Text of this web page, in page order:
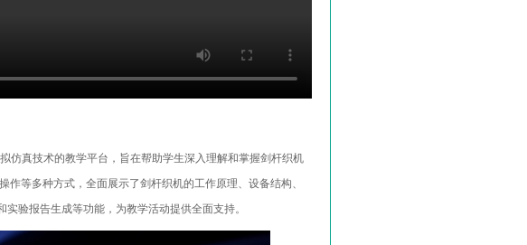
仿真技术的教学平台，旨在帮助学生深入理解和掌握剑杆织机
作等多种方式，全面展示了剑杆织机的工作原理、设备结构、
验报告生成等功能，为教学活动提供全面支持。